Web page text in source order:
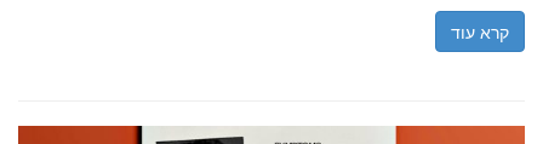
קרא עוד